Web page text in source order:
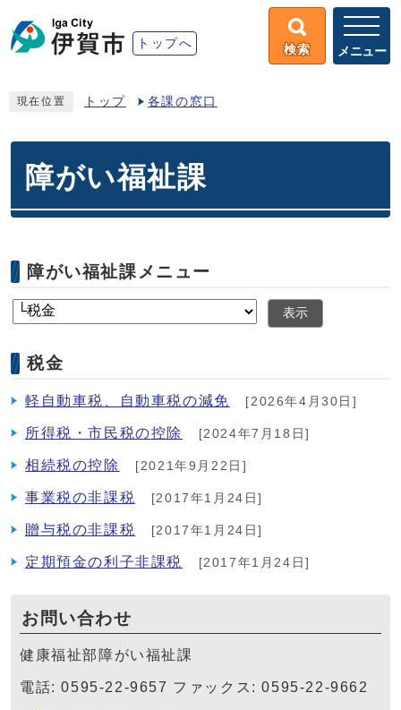
トップへ 検索 メニュー
現在位置 トップ 各課の窓口
障がい福祉課
障がい福祉課メニュー
表示
税金
軽自動車税、自動車税の減免 [2026年4月30日]
所得税・市民税の控除 [2024年7月18日]
相続税の控除 [2021年9月22日]
事業税の非課税 [2017年1月24日]
贈与税の非課税 [2017年1月24日]
定期預金の利子非課税 [2017年1月24日]
お問い合わせ
健康福祉部障がい福祉課
電話: 0595-22-9657 ファックス: 0595-22-9662